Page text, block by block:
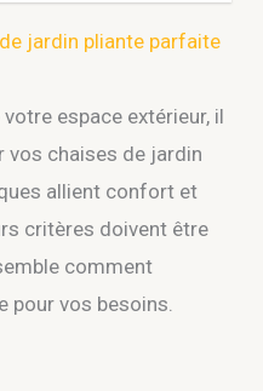
jardin pliante parfaite
espace extérieur, il
vos chaises de jardin
allient confort et
critères doivent être
comment
pour vos besoins.